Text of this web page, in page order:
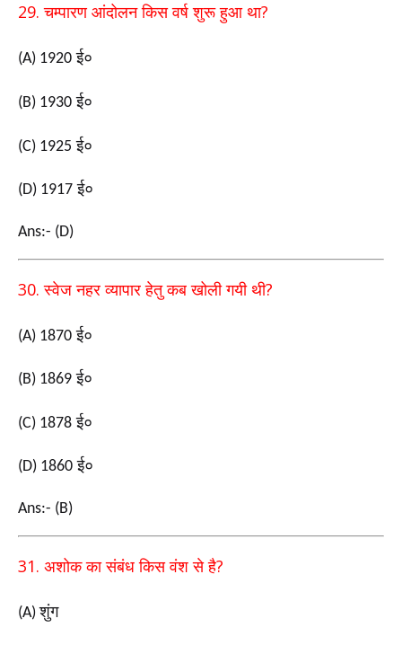
29.चम्पारण आंदोलन किस वर्ष शुरू हुआ था?
(A) 1920 ई०
(B) 1930 ई०
(C) 1925 ई०
(D) 1917 ई०
Ans:- (D)
30.स्वेज नहर व्यापार हेतु कब खोली गयी थी?
(A) 1870 ई०
(B) 1869 ई०
(C) 1878 ई०
(D) 1860 ई०
Ans:- (B)
31. अशोक का संबंध किस वंश से है?
(A)शुंग